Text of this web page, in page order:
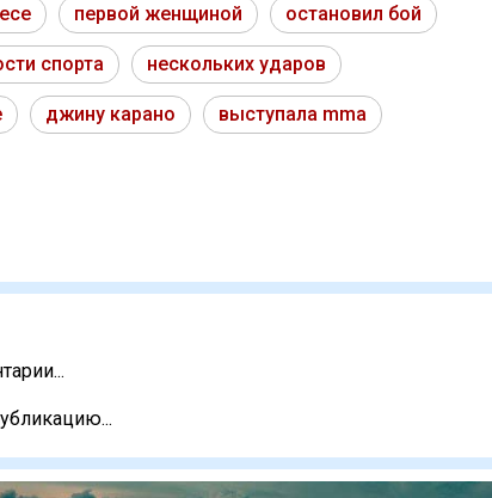
первой женщиной остановил бой
спорта нескольких ударов
джину карано выступала mma